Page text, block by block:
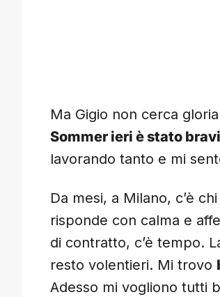
Ma Gigio non cerca
Sommer ieri è stato
lavorando tanto e mi
Da mesi, a Milano, c’è
risponde con calma e
di contratto, c’è tempo.
resto volentieri. Mi trovo
Adesso mi vogliono tutti